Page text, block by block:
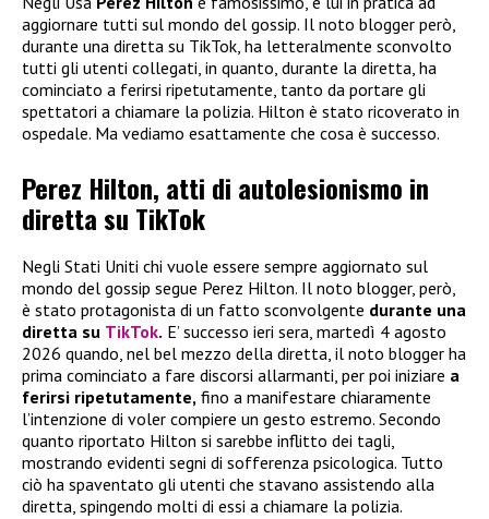
aggiornare tutti sul mondo del gossip. Il noto blogger però,
durante una diretta su TikTok, ha letteralmente sconvolto
tutti gli utenti collegati, in quanto, durante la diretta, ha
cominciato a ferirsi ripetutamente, tanto da portare gli
spettatori a chiamare la polizia. Hilton è stato ricoverato in
ospedale. Ma vediamo esattamente che cosa è successo.
Perez Hilton, atti di autolesionismo in
diretta su TikTok
Negli Stati Uniti chi vuole essere sempre aggiornato sul
mondo del gossip segue Perez Hilton. Il noto blogger, però,
è stato protagonista di un fatto sconvolgente durante una
diretta su TikTok. E’ successo ieri sera, martedì 4 agosto
2026 quando, nel bel mezzo della diretta, il noto blogger ha
prima cominciato a fare discorsi allarmanti, per poi iniziare a
ferirsi ripetutamente, fino a manifestare chiaramente
l’intenzione di voler compiere un gesto estremo. Secondo
quanto riportato Hilton si sarebbe inflitto dei tagli,
mostrando evidenti segni di sofferenza psicologica. Tutto
ciò ha spaventato gli utenti che stavano assistendo alla
diretta, spingendo molti di essi a chiamare la polizia.